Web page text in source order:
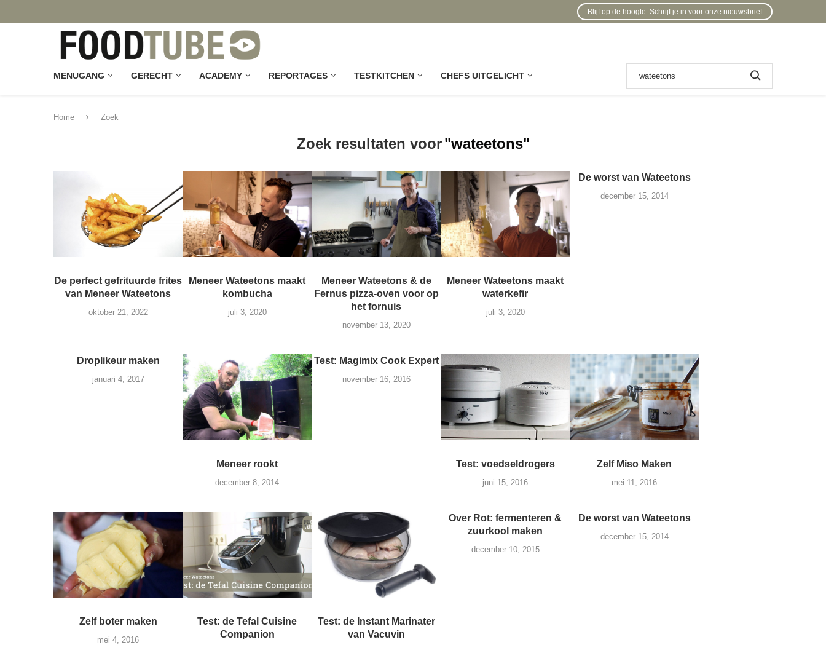
Blijf op de hoogte: Schrijf je in voor onze nieuwsbrief
MENUGANG GERECHT ACADEMY REPORTAGES TESTKITCHEN CHEFS UITGELICHT
Home Zoek
Zoek resultaten voor "wateetons"
De perfect gefrituurde frites
van Meneer Wateetons
oktober 21, 2022
Meneer Wateetons maakt
kombucha
juli 3, 2020
Meneer Wateetons & de
Fernus pizza-oven voor op
het fornuis
november 13, 2020
Meneer Wateetons maakt
waterkefir
juli 3, 2020
De worst van Wateetons
december 15, 2014
Droplikeur maken
januari 4, 2017
Meneer rookt
december 8, 2014
Test: Magimix Cook Expert
november 16, 2016
Test: voedseldrogers
juni 15, 2016
Zelf Miso Maken
mei 11, 2016
Zelf boter maken
mei 4, 2016
Test: de Tefal Cuisine
Companion
Test: de Instant Marinater
van Vacuvin
Over Rot: fermenteren &
zuurkool maken
december 10, 2015
De worst van Wateetons
december 15, 2014